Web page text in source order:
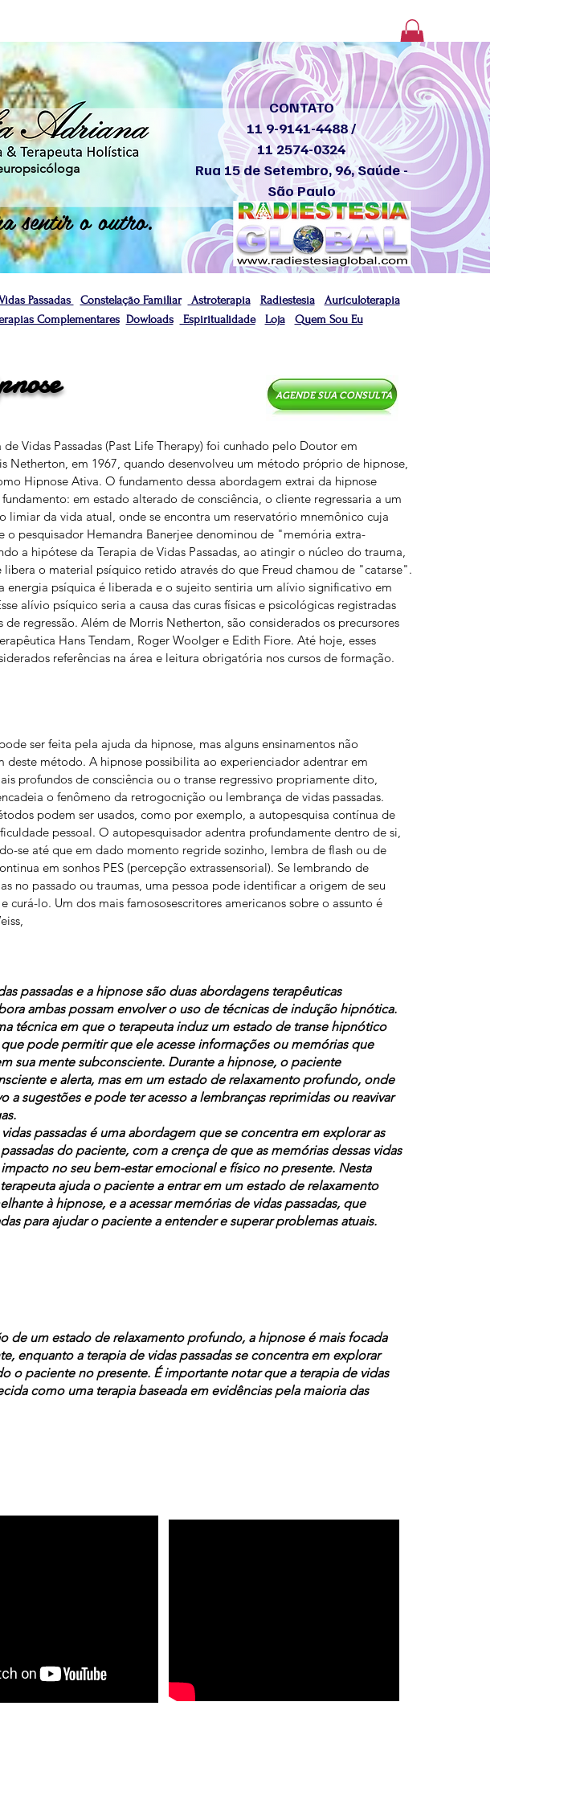
Login
AGENDE SUA CONSULTA
Vidas Passadas (Past Life Therapy) foi cunhado pelo Doutor em
Netherton, em 1967, quando desenvolveu um método próprio de hipnose,
Hipnose Ativa. O fundamento dessa abordagem extrai da hipnose
fundamento: em estado alterado de consciência, o cliente regressaria a um
limiar da vida atual, onde se encontra um reservatório mnemônico cuja
o pesquisador Hemandra Banerjee denominou de "memória extra-
a hipótese da Terapia de Vidas Passadas, ao atingir o núcleo do trauma,
libera o material psíquico retido através do que Freud chamou de "catarse".
energia psíquica é liberada e o sujeito sentiria um alívio significativo em
alívio psíquico seria a causa das curas físicas e psicológicas registradas
de regressão. Além de Morris Netherton, são considerados os precursores
Hans Tendam, Roger Woolger e Edith Fiore. Até hoje, esses
referências na área e leitura obrigatória nos cursos de formação.
ser feita pela ajuda da hipnose, mas alguns ensinamentos não
deste método. A hipnose possibilita ao experienciador adentrar em
profundos de consciência ou o transe regressivo propriamente dito,
o fenômeno da retrogocnição ou lembrança de vidas passadas.
podem ser usados, como por exemplo, a autopesquisa contínua de
pessoal. O autopesquisador adentra profundamente dentro de si,
se até que em dado momento regride sozinho, lembra de flash ou de
em sonhos PES (percepção extrassensorial). Se lembrando de
no passado ou traumas, uma pessoa pode identificar a origem de seu
curá-lo. Um dos mais famososescritores americanos sobre o assunto é
passadas e a hipnose são duas abordagens terapêuticas
ambas possam envolver o uso de técnicas de indução hipnótica.
técnica em que o terapeuta induz um estado de transe hipnótico
pode permitir que ele acesse informações ou memórias que
sua mente subconsciente. Durante a hipnose, o paciente
e alerta, mas em um estado de relaxamento profundo, onde
a sugestões e pode ter acesso a lembranças reprimidas ou reavivar
passadas é uma abordagem que se concentra em explorar as
do paciente, com a crença de que as memórias dessas vidas
no seu bem-estar emocional e físico no presente. Nesta
ajuda o paciente a entrar em um estado de relaxamento
à hipnose, e a acessar memórias de vidas passadas, que
para ajudar o paciente a entender e superar problemas atuais.
de um estado de relaxamento profundo, a hipnose é mais focada
enquanto a terapia de vidas passadas se concentra em explorar
o paciente no presente. É importante notar que a terapia de vidas
como uma terapia baseada em evidências pela maioria das
CONTATO
11 9-9141-4488 /
11 2574-0324
Rua 15 de Setembro, 96, Saúde -
São Paulo
Passadas Constelação Familiar Astroterapia Radiestesia
Aurículoterapia
Complementares Dowloads Espiritualidade Loja Quem Sou Eu
sentir o outro.